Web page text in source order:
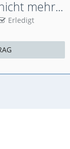
mehr...
Erledigt